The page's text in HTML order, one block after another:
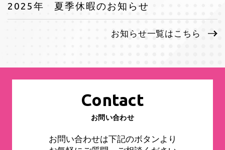
2025年 夏季休暇のお知らせ
お知らせ一覧はこちら
Contact
お問い合わせ
お問い合わせは下記のボタンより